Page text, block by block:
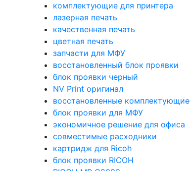
комплектующие для принтера
лазерная печать
качественная печать
цветная печать
запчасти для МФУ
восстановленный блок проявки
блок проявки черный
NV Print оригинал
восстановленные комплектующие
блок проявки для МФУ
экономичное решение для офиса
совместимые расходники
картридж для Ricoh
блок проявки RICOH